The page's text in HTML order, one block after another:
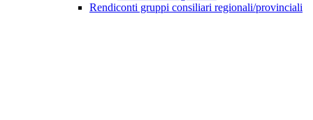
Rendiconti gruppi consiliari regionali/provinciali